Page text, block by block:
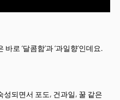
로 ‘달콤함’과 ‘과일향’인데요.
성되면서 포도, 건과일, 꿀 같은